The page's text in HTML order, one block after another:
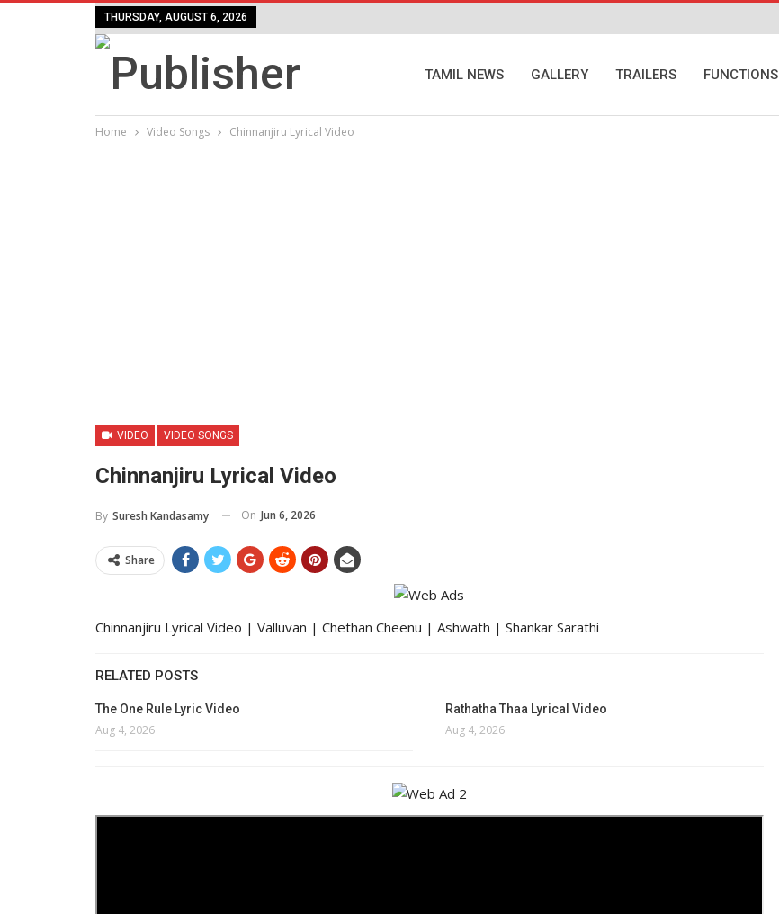
THURSDAY, AUGUST 6, 2026
TAMIL NEWS GALLERY TRAILERS FUNCTIONS
Home Video Songs Chinnanjiru Lyrical Video
VIDEO VIDEO SONGS
Chinnanjiru Lyrical Video
By Suresh Kandasamy On Jun 6, 2026
Share
Chinnanjiru Lyrical Video | Valluvan | Chethan Cheenu | Ashwath | Shankar Sarathi
RELATED POSTS
The One Rule Lyric Video
Aug 4, 2026
Rathatha Thaa Lyrical Video
Aug 4, 2026